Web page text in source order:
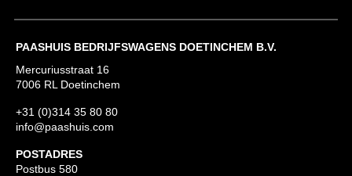
PAASHUIS BEDRIJFSWAGENS DOETINCHEM B.V.
Mercuriusstraat 16
7006 RL Doetinchem
+31 (0)314 35 80 80
info@paashuis.com
POSTADRES
Postbus 580